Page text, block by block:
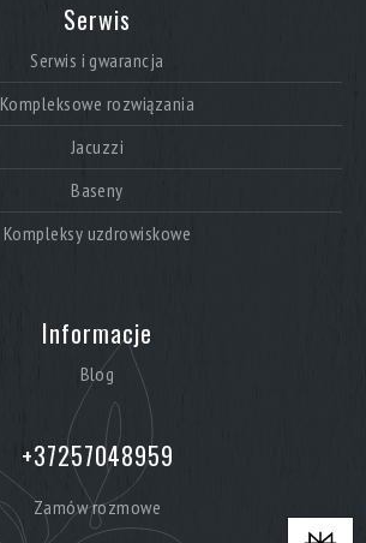
Serwis
Serwis i gwarancja
Kompleksowe rozwiązania
Jacuzzi
Baseny
Kompleksy uzdrowiskowe
Informacje
Blog
+37257048959
Zamów rozmowe